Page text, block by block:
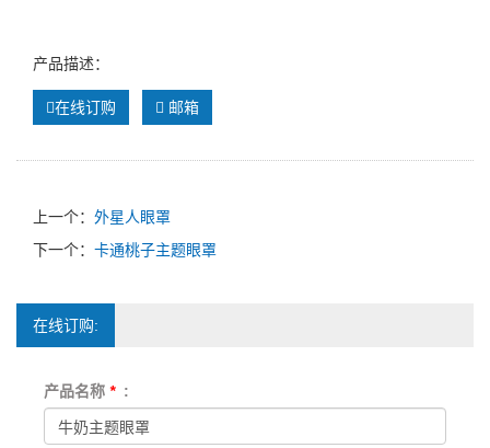
产品描述：
在线订购 邮箱
上一个： 外星人眼罩
下一个： 卡通桃子主题眼罩
在线订购:
产品名称 * :